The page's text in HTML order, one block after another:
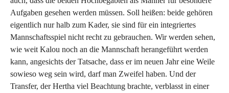
Aufgaben gesehen werden müssen. Soll heißen: beide gehören
eigentlich nur halb zum Kader, sie sind für ein integriertes
Mannschaftsspiel nicht recht zu gebrauchen. Wir werden sehen,
wie weit Kalou noch an die Mannschaft herangeführt werden
kann, angesichts der Tatsache, dass er im neuen Jahr eine Weile
sowieso weg sein wird, darf man Zweifel haben. Und der
Transfer, der Hertha viel Beachtung brachte, verblasst in einer